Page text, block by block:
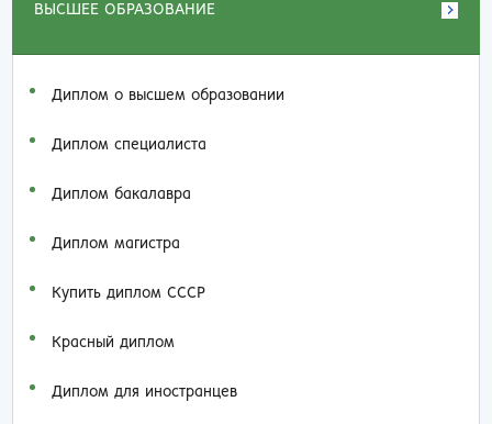
ВЫСШЕЕ ОБРАЗОВАНИЕ
Диплом о высшем образовании
Диплом специалиста
Диплом бакалавра
Диплом магистра
Купить диплом СССР
Красный диплом
Диплом для иностранцев